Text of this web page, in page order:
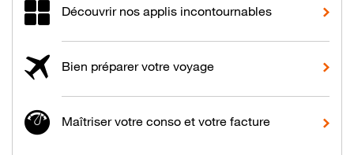
Découvrir nos applis incontournables
Bien préparer votre voyage
Maîtriser votre conso et votre facture